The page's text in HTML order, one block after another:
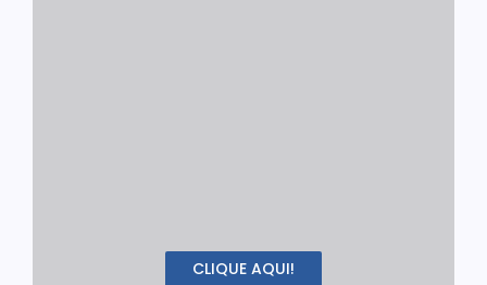
CLIQUE AQUI!